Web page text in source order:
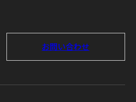
お問い合わせ